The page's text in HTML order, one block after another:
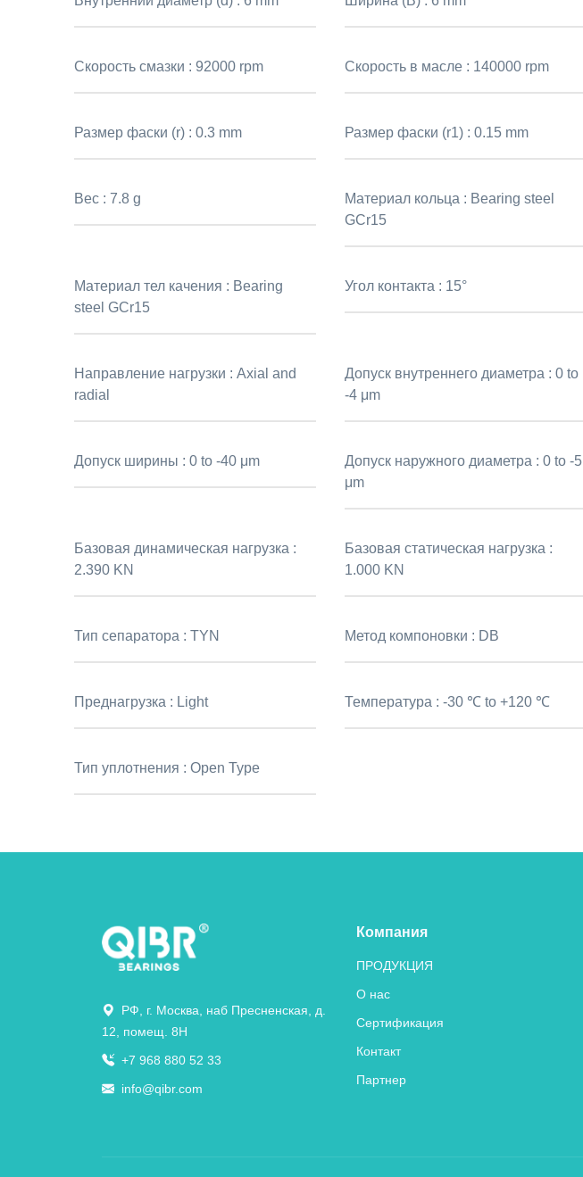
Скорость смазки :92000 rpm Скорость в масле : 140000 rpm
Размер фаски (r) :0.3 mm Размер фаски (r1) : 0.15 mm
Вес :7.8 g Материал кольца : Bearing steel
GCr15
Материал тел качения : Bearing
steel GCr15
Угол контакта : 15°
Направление нагрузки :Axial and
radial
Допуск внутреннего диаметра : 0 to
-4 μm
Допуск ширины :0 to -40 μm Допуск наружного диаметра : 0 to -5
μm
Базовая динамическая нагрузка :
2.390 KN
Базовая статическая нагрузка :
1.000 KN
Тип сепаратора :TYN Метод компоновки : DB
Преднагрузка : Light Температура : -30 ℃ to +120 ℃
Тип уплотнения :Open Type
РФ, г. Москва, наб Пресненская, д.
12, помещ. 8Н
+7 968 880 52 33
info@qibr.com
Компания
ПРОДУКЦИЯ
О нас
Сертификация
Контакт
Партнер